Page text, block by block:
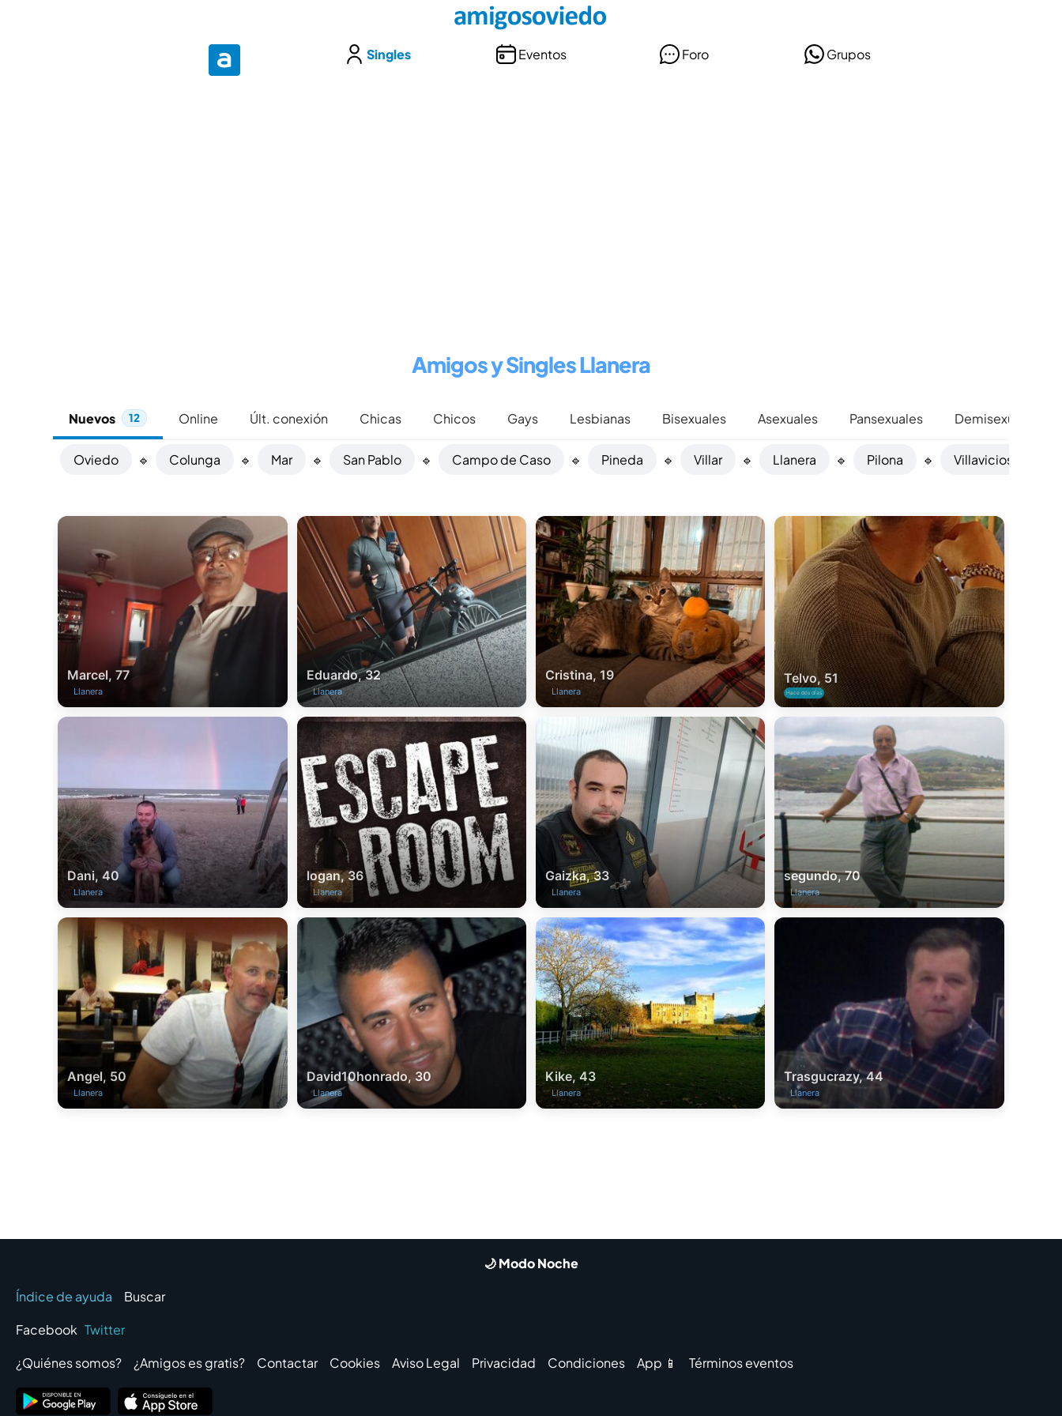
Singles Eventos Foro Grupos
Amigos y Singles Llanera
Nuevos 12 Online Últ. conexión Chicas Chicos Gays Lesbianas Bisexuales Asexuales Pansexuales Demisexuales
Oviedo 🔹 Colunga 🔹 Mar 🔹 San Pablo 🔹 Campo de Caso 🔹 Pineda 🔹 Villar 🔹 Llanera 🔹 Pilona 🔹 Villaviciosa
Marcel, 77
Llanera
Eduardo, 32
Llanera
Cristina, 19
Llanera
Telvo, 51
Hace dos días
Dani, 40
Llanera
logan, 36
Llanera
Gaizka, 33
Llanera
segundo, 70
Llanera
Angel, 50
Llanera
David10honrado, 30
Llanera
Kike, 43
Llanera
Trasgucrazy, 44
Llanera
🌙 Modo Noche
Índice de ayuda
Buscar
Facebook Twitter
¿Quiénes somos?
¿Amigos es gratis? Contactar Cookies Aviso Legal Privacidad Condiciones App 📱 Términos eventos